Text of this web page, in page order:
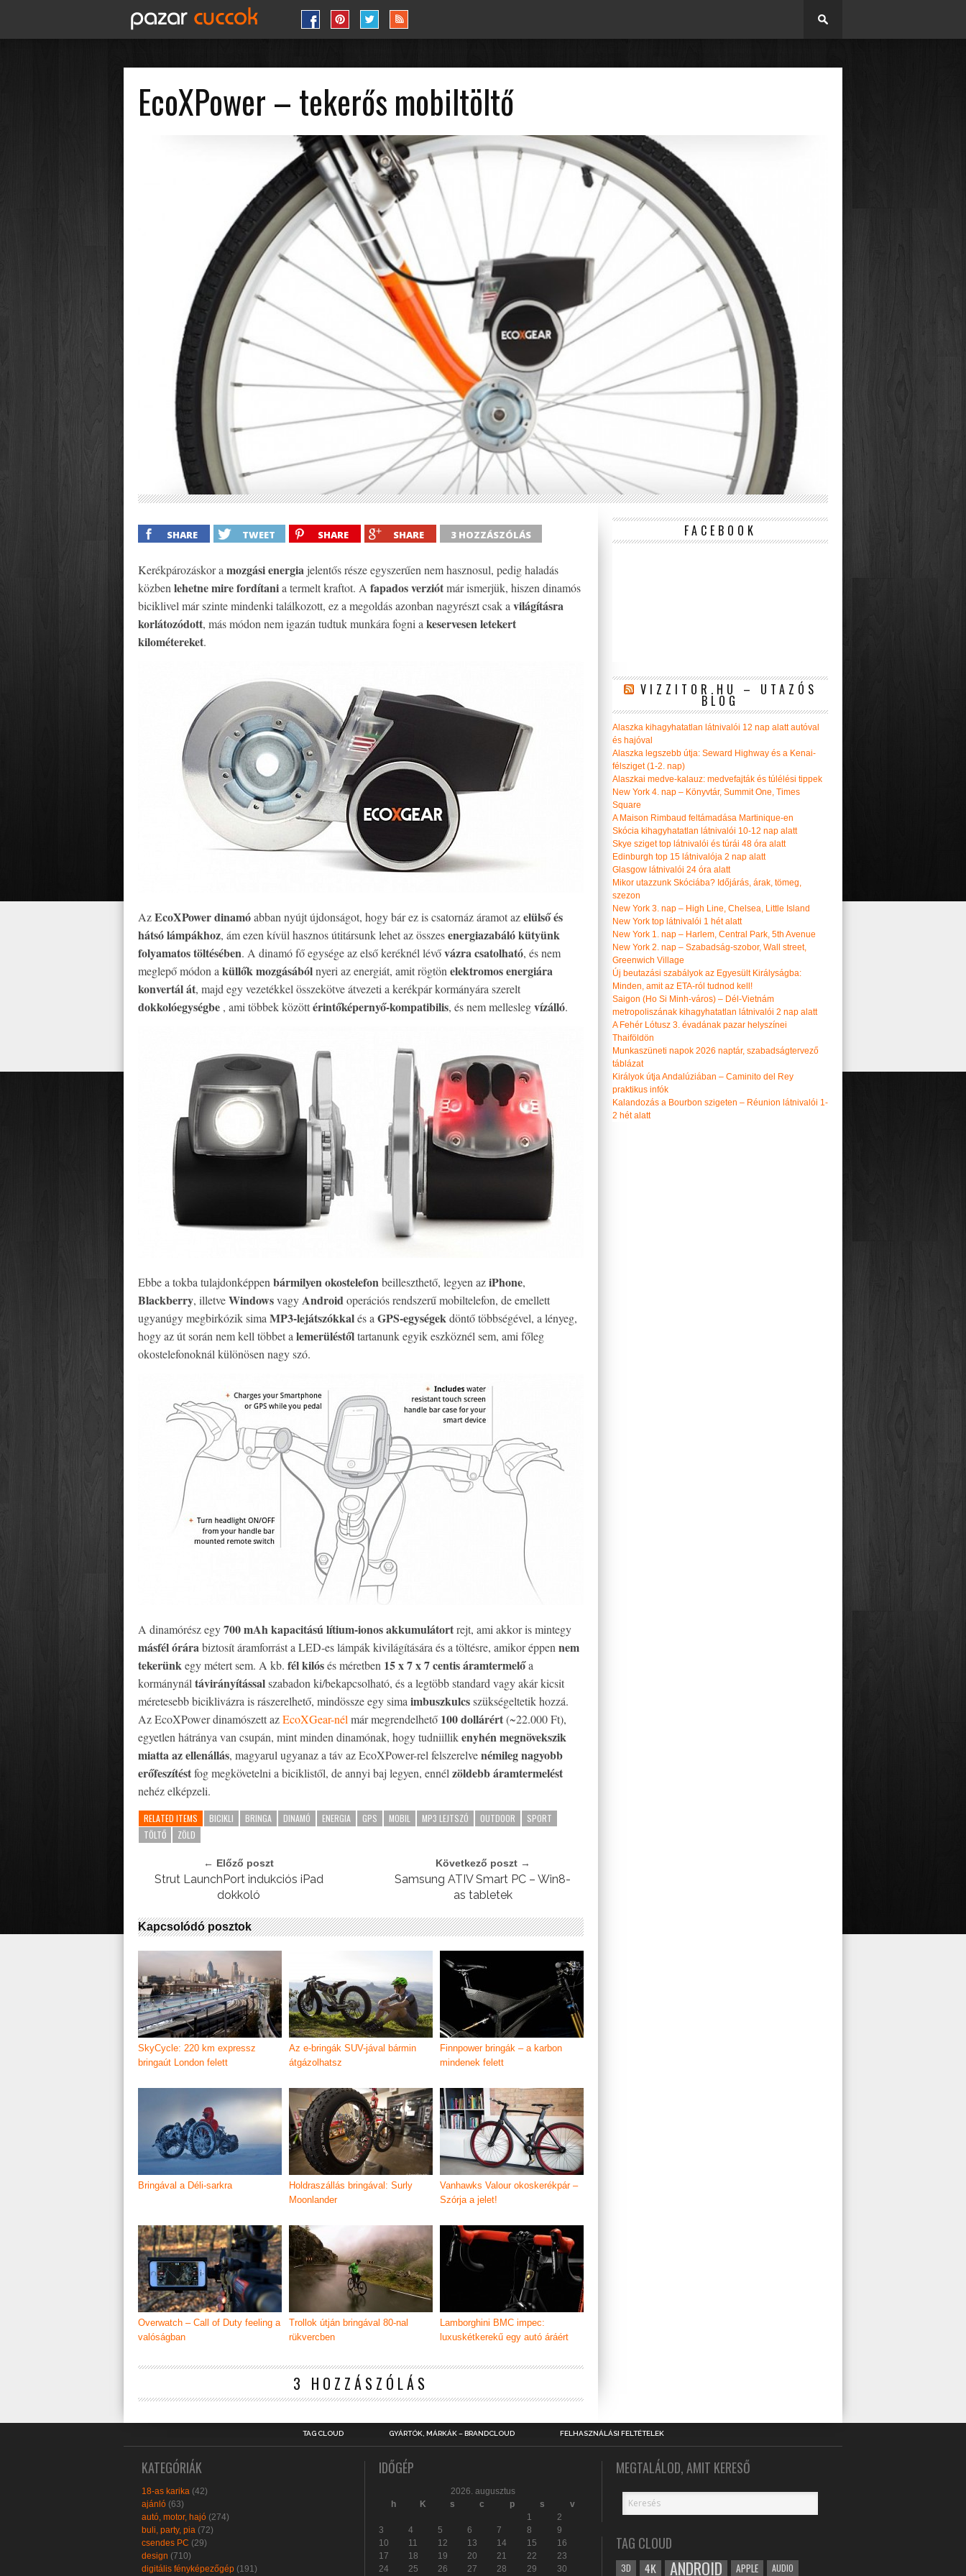
EcoXPower – tekerős mobiltöltő
SHARE TWEET SHARE SHARE 3 HOZZÁSZÓLÁS
Kerékpározáskor a mozgási energia jelentős része egyszerűen nem hasznosul, pedig haladás
közben lehetne mire fordítania termelt kraftot. A fapados verziótmár ismerjük, hiszen dinamós
biciklivel már szinte mindenki találkozott, ez a megoldás azonban nagyrészt csak a világításra
korlátozódott, más módon nem igazán tudtuk munkára fogni a keservesen letekert
kilométereket.
AzEcoXPower dinamóabban nyújt újdonságot, hogy bár ez is csatornáz áramot azelülső és
hátsó lámpákhoz, ám ezen kívül hasznos útitársunk lehet az összesenergiazabáló kütyünk
folyamatos töltésében. A dinamó fő egysége az első keréknél lévővázra csatolható, és nem
meglepő módon a küllők mozgásábólnyeri az energiát, amit rögtön elektromos energiára
konvertál át, majd egy vezetékkel összekötve átvezeti a kerékpár kormányára szerelt
dokkolóegységbe , ami többek közöttérintőképernyő-kompatibilis, és nem melleslegvízálló.
Ebbe a tokba tulajdonképpen bármilyen okostelefonbeilleszthető, legyen aziPhone,
Blackberry, illetveWindowsvagyAndroidoperációs rendszerű mobiltelefon, de emellett
ugyanúgy megbirkózik sima MP3-lejátszókkalés a GPS-egységekdöntő többségével, a lényeg,
hogy az út során nem kell többet a lemerüléstőltartanunk egyik eszköznél sem, ami főleg
okostelefonoknál különösen nagy szó.
A dinamórész egy700 mAh kapacitású lítium-ionos akkumulátortrejt, ami akkor is mintegy
másfél órárabiztosít áramforrást a LED-es lámpák kivilágítására és a töltésre, amikor éppen nem
tekerünkegy métert sem. A kb. fél kilósés méretben 15 x 7 x 7 centis áramtermelőa
kormánynál távirányítássalszabadon ki/bekapcsolható, és a legtöbb standard vagy akár kicsit
méretesebb biciklivázra is rászerelhető, mindössze egy sima imbuszkulcsszükségeltetik hozzá.
Az EcoXPower dinamószett azEcoXGear-nél már megrendelhető 100 dollárért(~22.000 Ft),
egyetlen hátránya van csupán, mint minden dinamónak, hogy tudniillikenyhén megnövekszik
miatta az ellenállás, magyarul ugyanaz a táv az EcoXPower-rel felszerelvenémileg nagyobb
erőfeszítéstfog megkövetelni a biciklistől, de annyi baj legyen, ennél zöldebb áramtermelést
nehéz elképzeli.
RELATED ITEMS BICIKLI BRINGA DINAMÓ ENERGIA GPS MOBIL MP3 LEJTSZÓ OUTDOOR
SPORT
TÖLTŐ
ZÖLD
← Előző poszt
Strut LaunchPort indukciós iPad
dokkoló
Következő poszt →
Samsung ATIV Smart PC – Win8-
as tabletek
Kapcsolódó posztok
SkyCycle: 220 km expressz
bringaút London felett
Az e-bringák SUV-jával bármin
átgázolhatsz
Finnpower bringák – a karbon
mindenek felett
Bringával a Déli-sarkra
Holdraszállás bringával: Surly
Moonlander
Vanhawks Valour okoskerékpár –
Szórja a jelet!
Overwatch – Call of Duty feeling a
valóságban
Trollok útján bringával 80-nal
rükvercben
Lamborghini BMC impec:
luxuskétkerekű egy autó áráért
3 HOZZÁSZÓLÁS
FACEBOOK
VIZZITOR.HU – UTAZÓS
BLOG
Alaszka kihagyhatatlan látnivalói 12 nap alatt autóval
és hajóval
Alaszka legszebb útja: Seward Highway és a Kenai-
félsziget (1-2. nap)
Alaszkai medve-kalauz: medvefajták és túlélési tippek
New York 4. nap – Könyvtár, Summit One, Times
Square
A Maison Rimbaud feltámadása Martinique-en
Skócia kihagyhatatlan látnivalói 10-12 nap alatt
Skye sziget top látnivalói és túrái 48 óra alatt
Edinburgh top 15 látnivalója 2 nap alatt
Glasgow látnivalói 24 óra alatt
Mikor utazzunk Skóciába? Időjárás, árak, tömeg,
szezon
New York 3. nap – High Line, Chelsea, Little Island
New York top látnivalói 1 hét alatt
New York 1. nap – Harlem, Central Park, 5th Avenue
New York 2. nap – Szabadság-szobor, Wall street,
Greenwich Village
Új beutazási szabályok az Egyesült Királyságba:
Minden, amit az ETA-ról tudnod kell!
Saigon (Ho Si Minh-város) – Dél-Vietnám
metropoliszának kihagyhatatlan látnivalói 2 nap alatt
A Fehér Lótusz 3. évadának pazar helyszínei
Thaiföldön
Munkaszüneti napok 2026 naptár, szabadságtervező
táblázat
Királyok útja Andalúziában – Caminito del Rey
praktikus infók
Kalandozás a Bourbon szigeten – Réunion látnivalói 1-
2 hét alatt
TAG CLOUD GYÁRTÓK, MÁRKÁK – BRANDCLOUD FELHASZNÁLÁSI FELTÉTELEK
KATEGÓRIÁK
18-as karika (42)
ajánló (63)
autó, motor, hajó (274)
buli, party, pia (72)
csendes PC (29)
design (710)
digitális fényképezőgép (191)
IDŐGÉP
2026. augusztus
h
K s c p s
v
1
2
3
4 5 6 7 8
9
10
11 12 13 14 15
16
17
18 19 20 21 22
23
24
25 26 27 28 29 30
MEGTALÁLOD, AMIT KERESŐ
TAG CLOUD
3D 4K ANDROID APPLE AUDIO